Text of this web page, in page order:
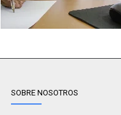
SOBRE NOSOTROS